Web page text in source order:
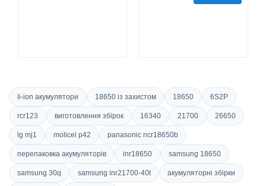
li-ion акумулятори 18650 із захистом 18650 6S2P
rcr123 виготовлення збірок 16340 21700 26650
lg mj1 molicel p42 panasonic ncr18650b
перепаковка акумуляторів inr18650 samsung 18650
samsung 30q samsung inr21700-40t акумуляторні збірки